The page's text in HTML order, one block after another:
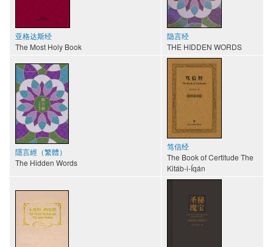
亚格达斯经
The Most Holy Book
隐言经
THE HIDDEN WORDS
隱言經（繁體）
The Hidden Words
笃信经
The Book of Certitude The
Kitáb-i-Íqán